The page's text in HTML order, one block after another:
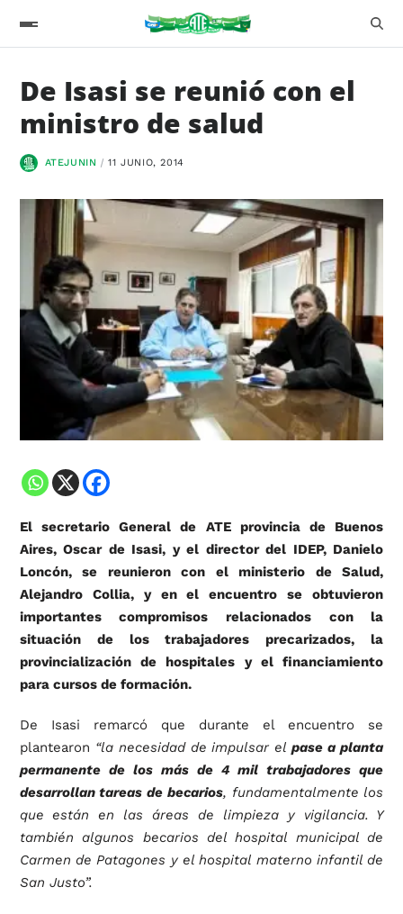
De Isasi se reunió con el
ministro de salud
ATEJUNIN 11 JUNIO, 2014
El secretario General de ATE provincia de Buenos
Aires, Oscar de Isasi, y el director del IDEP, Danielo
Loncón, se reunieron con el ministerio de Salud,
Alejandro Collia, y en el encuentro se obtuvieron
importantes compromisos relacionados con la
situación de los trabajadores precarizados, la
provincialización de hospitales y el financiamiento
para cursos de formación.
De Isasi remarcó que durante el encuentro se
plantearon “la necesidad de impulsar elpase a planta
permanente de los más de 4 mil trabajadores que
desarrollan tareas de becarios, fundamentalmente los
que están en las áreas de limpieza y vigilancia. Y
también algunos becarios del hospital municipal de
Carmen de Patagones y el hospital materno infantil de
San Justo”.